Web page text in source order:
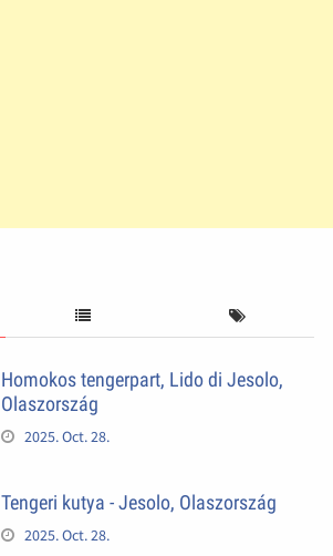
Homokos tengerpart, Lido di Jesolo,
Olaszország
2025. Oct. 28.
Tengeri kutya - Jesolo, Olaszország
2025. Oct. 28.